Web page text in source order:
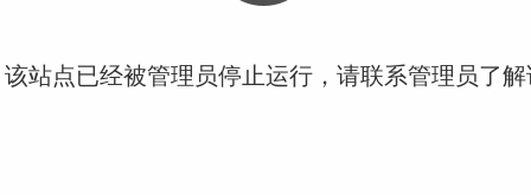
站点已经被管理员停止运行，请联系管理员了